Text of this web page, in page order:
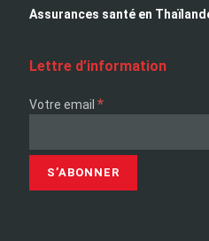
Assurances santé en
Lettre d’information
Votre email *